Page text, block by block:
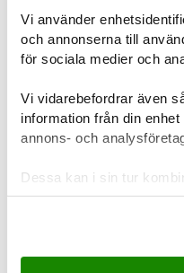
Vi använder
och annonserna till
för sociala medier och
Vi vidarebefordrar även
information från din
annons- och
Dessa kan i sin tur
information som du har
Stöd oss
uppleva äventyr
förändra samhället.